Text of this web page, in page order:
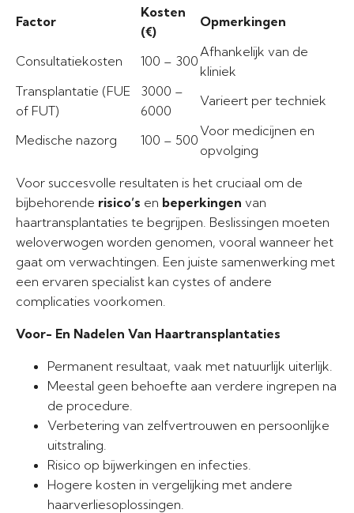
Factor
Kosten
(€)
Opmerkingen
Consultatiekosten 100 – 300
Afhankelijk van de
kliniek
Transplantatie (FUE
of FUT)
3000 –
6000
Varieert per techniek
Medische nazorg 100 – 500
Voor medicijnen en
opvolging
Voor succesvolle resultaten is het cruciaal om de
bijbehorende risico’s en beperkingen van
haartransplantaties te begrijpen. Beslissingen moeten
weloverwogen worden genomen, vooral wanneer het
gaat om verwachtingen. Een juiste samenwerking met
een ervaren specialist kan cystes of andere
complicaties voorkomen.
Voor- En Nadelen Van Haartransplantaties
Permanent resultaat, vaak met natuurlijk uiterlijk.
Meestal geen behoefte aan verdere ingrepen na
de procedure.
Verbetering van zelfvertrouwen en persoonlijke
uitstraling.
Risico op bijwerkingen en infecties.
Hogere kosten in vergelijking met andere
haarverliesoplossingen.